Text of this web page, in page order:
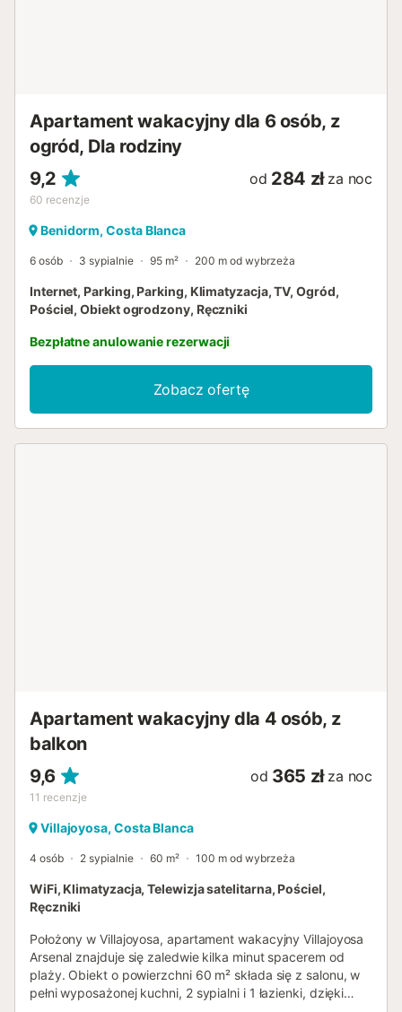
Apartament wakacyjny dla 6 osób, z
ogród, Dla rodziny
9,2
60 recenzje
od 284 zł za noc
Benidorm, Costa Blanca
6 osób 3 sypialnie 95 m² 200 m od wybrzeża
Internet, Parking, Parking, Klimatyzacja, TV, Ogród,
Pościel, Obiekt ogrodzony, Ręczniki
Bezpłatne anulowanie rezerwacji
Zobacz ofertę
Apartament wakacyjny dla 4 osób, z
balkon
9,6
11 recenzje
od 365 zł za noc
Villajoyosa, Costa Blanca
4 osób 2 sypialnie 60 m² 100 m od wybrzeża
WiFi, Klimatyzacja, Telewizja satelitarna, Pościel,
Ręczniki
Położony w Villajoyosa, apartament wakacyjny Villajoyosa
Arsenal znajduje się zaledwie kilka minut spacerem od
plaży. Obiekt o powierzchni 60 m² składa się z salonu, w
pełni wyposażonej kuchni, 2 sypialni i 1 łazienki, dzięki